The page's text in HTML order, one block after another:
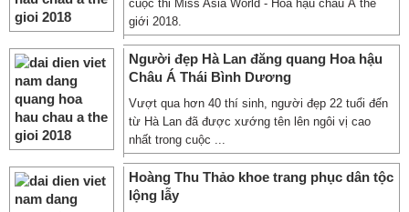
cuộc thi Miss Asia World - Hoa hậu châu Á thế
giới 2018.
Người đẹp Hà Lan đăng quang Hoa hậu
Châu Á Thái Bình Dương
Vượt qua hơn 40 thí sinh, người đẹp 22 tuổi đến
từ Hà Lan đã được xướng tên lên ngôi vị cao
nhất trong cuộc ...
Hoàng Thu Thảo khoe trang phục dân tộc
lộng lẫy